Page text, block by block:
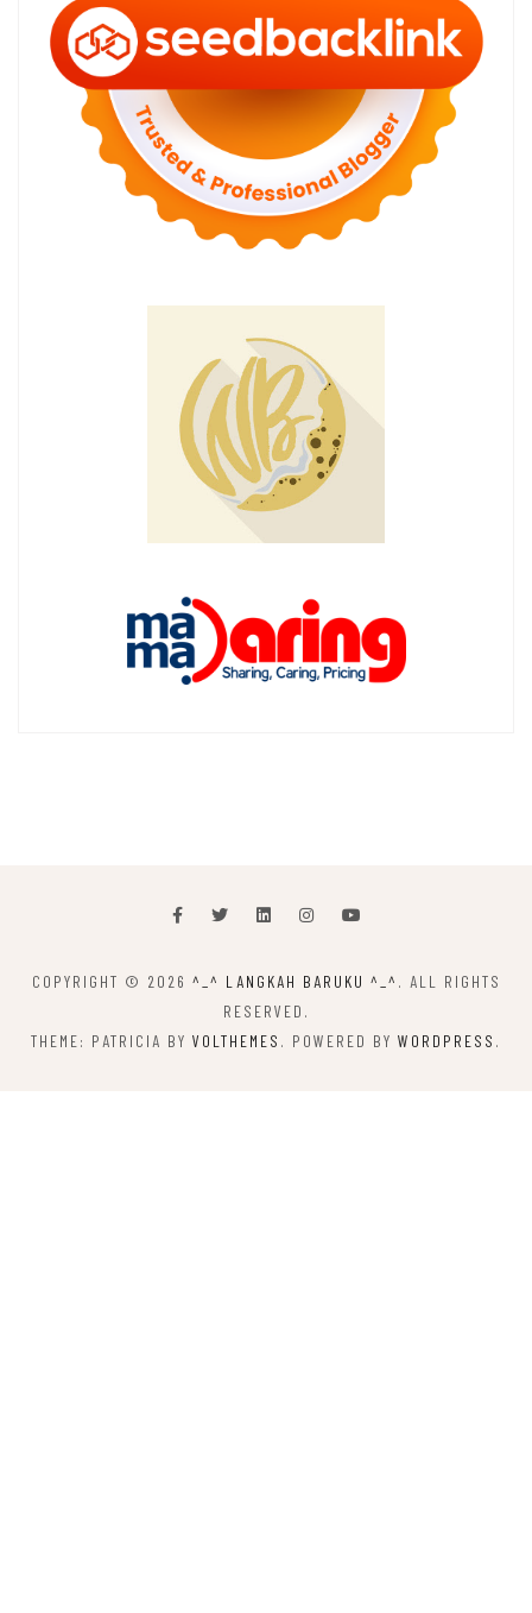
COPYRIGHT © 2026 ^_^ LANGKAH BARUKU ^_^ . ALL RIGHTS
RESERVED.
THEME: PATRICIA BY VOLTHEMES . POWERED BY WORDPRESS .